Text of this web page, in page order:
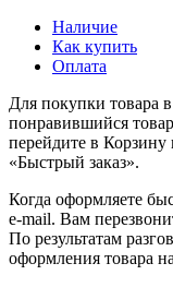
Наличие
Как купить
Оплата
Для покупки товара
понравившийся
перейдите в
«Быстрый заказ».
Когда оформляете
e-mail. Вам
По результатам
оформления товара